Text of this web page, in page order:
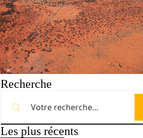
Recherche
Les plus récents